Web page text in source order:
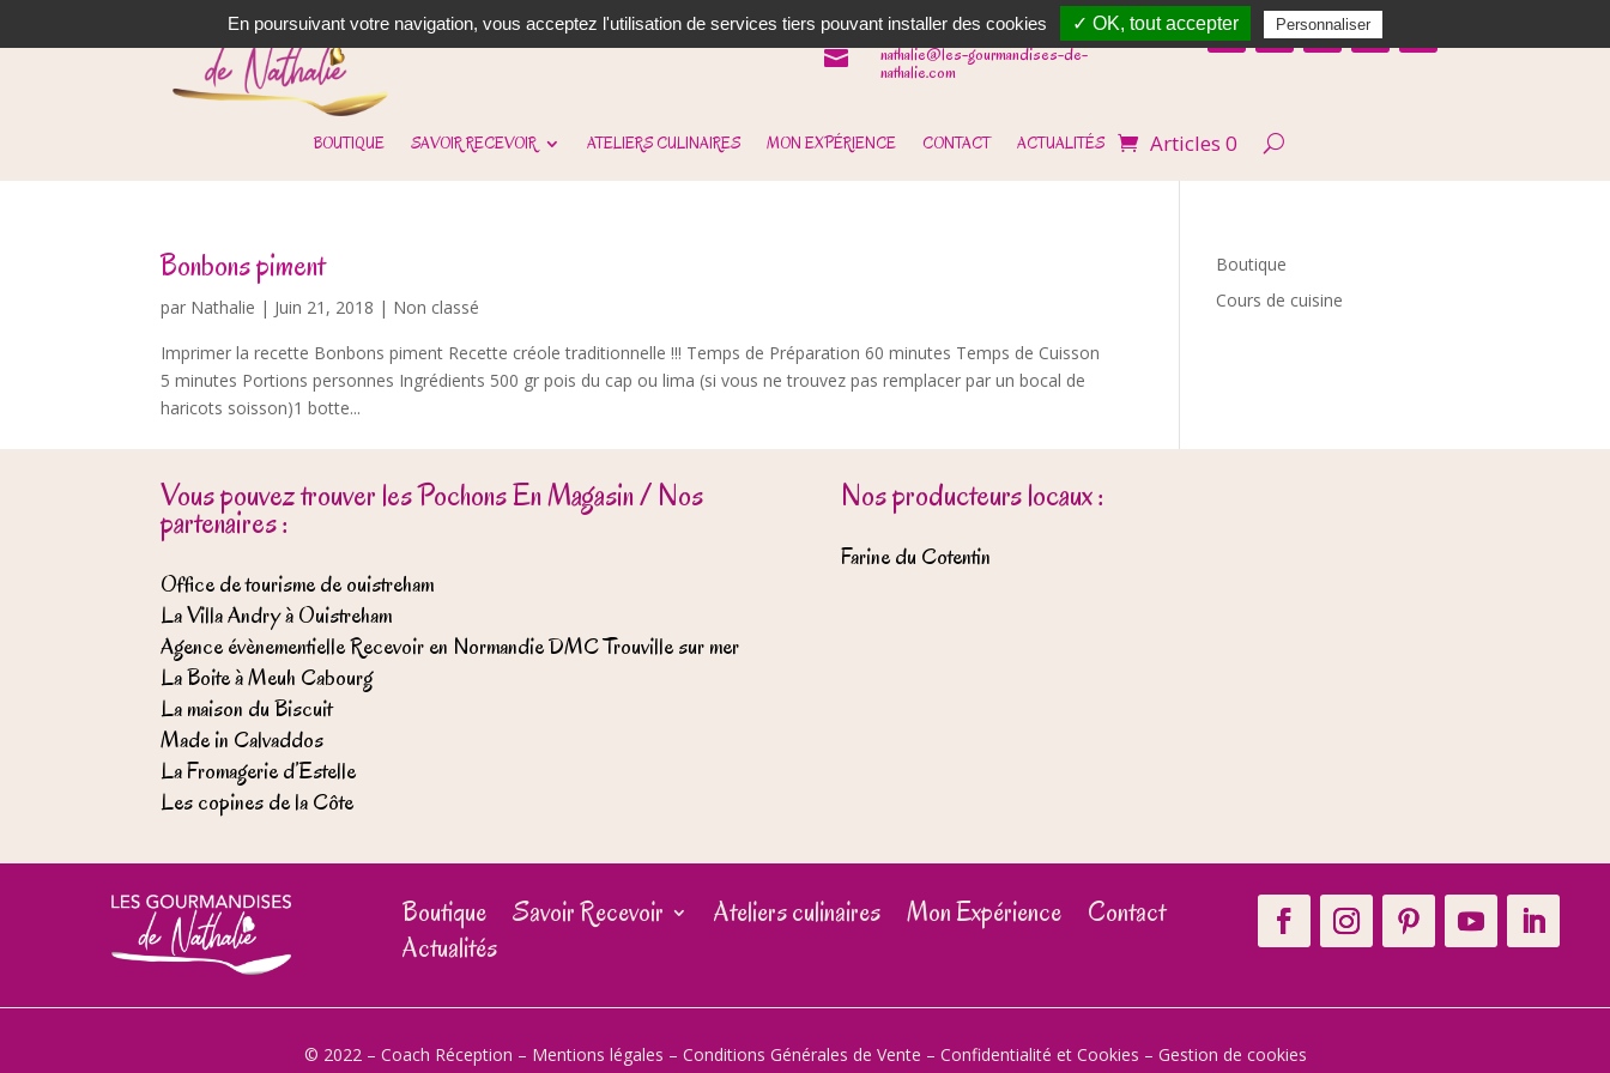

06 62 31 14 90

nathalie@les-gourmandises-de-
nathalie.com
BOUTIQUE SAVOIR RECEVOIR ATELIERS CULINAIRES MON EXPÉRIENCE CONTACT ACTUALITÉS Articles 0
Bonbons piment
par Nathalie | Juin 21, 2018 | Non classé
Imprimer la recette Bonbons piment Recette créole traditionnelle !!! Temps de Préparation 60 minutes Temps de Cuisson
5 minutes Portions personnes Ingrédients 500 gr pois du cap ou lima (si vous ne trouvez pas remplacer par un bocal de
haricots soisson)1 botte...
Boutique
Cours de cuisine
Vous pouvez trouver les Pochons En Magasin / Nos
partenaires :
Office de tourisme de ouistreham
La Villa Andry à Ouistreham
Agence évènementielle Recevoir en Normandie DMC Trouville sur mer
La Boite à Meuh Cabourg
La maison du Biscuit
Made in Calvaddos
La Fromagerie d’Estelle
Les copines de la Côte
Nos producteurs locaux :
Farine du Cotentin
Boutique Savoir Recevoir Ateliers culinaires Mon Expérience
Contact
Actualités
© 2022 – Coach Réception – Mentions légales – Conditions Générales de Vente – Confidentialité et Cookies – Gestion de cookies
En poursuivant votre navigation, vous acceptez l'utilisation de services tiers pouvant installer des cookies ✓ OK, tout accepter Personnaliser